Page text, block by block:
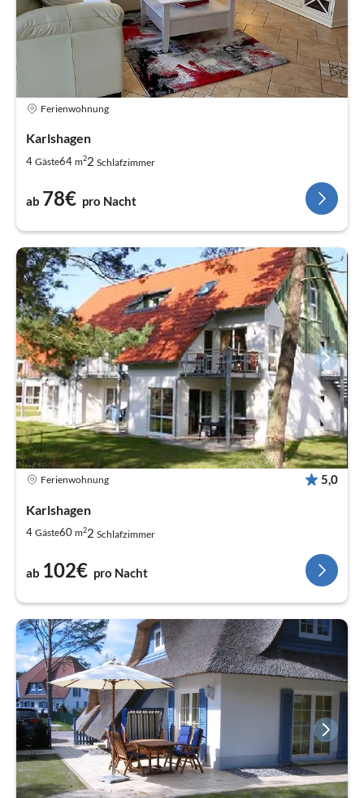
Ferienwohnung
Karlshagen
4 Gäste64 m22 Schlafzimmer
ab 78€ pro Nacht
Ferienwohnung 5,0
Karlshagen
4 Gäste60 m22 Schlafzimmer
ab 102€ pro Nacht